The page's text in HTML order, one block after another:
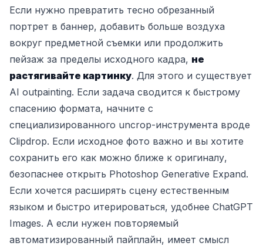
Если нужно превратить тесно обрезанный
портрет в баннер, добавить больше воздуха
вокруг предметной съемки или продолжить
пейзаж за пределы исходного кадра, не
растягивайте картинку. Для этого и существует
AI outpainting. Если задача сводится к быстрому
спасению формата, начните с
специализированного uncrop-инструмента вроде
Clipdrop. Если исходное фото важно и вы хотите
сохранить его как можно ближе к оригиналу,
безопаснее открыть Photoshop Generative Expand.
Если хочется расширять сцену естественным
языком и быстро итерироваться, удобнее ChatGPT
Images. А если нужен повторяемый
автоматизированный пайплайн, имеет смысл